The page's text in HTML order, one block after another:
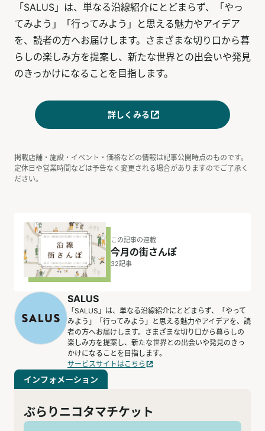
「SALUS」は、単なる沿線紹介にとどまらず、「やっ
てみよう」「行ってみよう」と思える魅力やアイデア
を、読者の方へお届けします。さまざまな切り口から暮
らしの楽しみ方を提案し、新たな世界との出会いや発見
のきっかけになることを目指します。
詳しくみる
掲載店舗・施設・イベント・価格などの情報は記事公開時点のものです。
定休日や営業時間などは予告なく変更される場合がありますのでご了承く
ださい。
この記事の連載
今月の街さんぽ
32記事
SALUS
「SALUS」は、単なる沿線紹介にとどまらず、「やって
みよう」「行ってみよう」と思える魅力やアイデアを、読
者の方へお届けします。さまざまな切り口から暮らしの
楽しみ方を提案し、新たな世界との出会いや発見のきっ
かけになることを目指します。
サービスサイトはこちら
インフォメーション
ぶらりニコタマチケット